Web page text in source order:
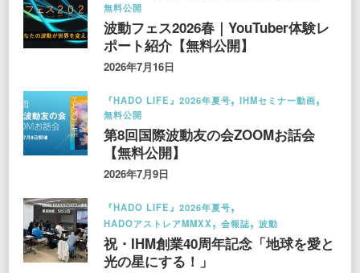
無料公開
波動フェス2026春｜YouTuber体験レ
ポート紹介【無料公開】
2026年7月16日
『HADO LIFE』2026年夏号
IHMセミナー動画
無料公開
第8回国際波動友の会ZOOMお話会
【無料公開】
2026年7月9日
『HADO LIFE』2026年夏号
HADOアストレアMMXX
会報誌 波動
祝・IHM創業40周年記念「地球を愛と
光の星にする！」